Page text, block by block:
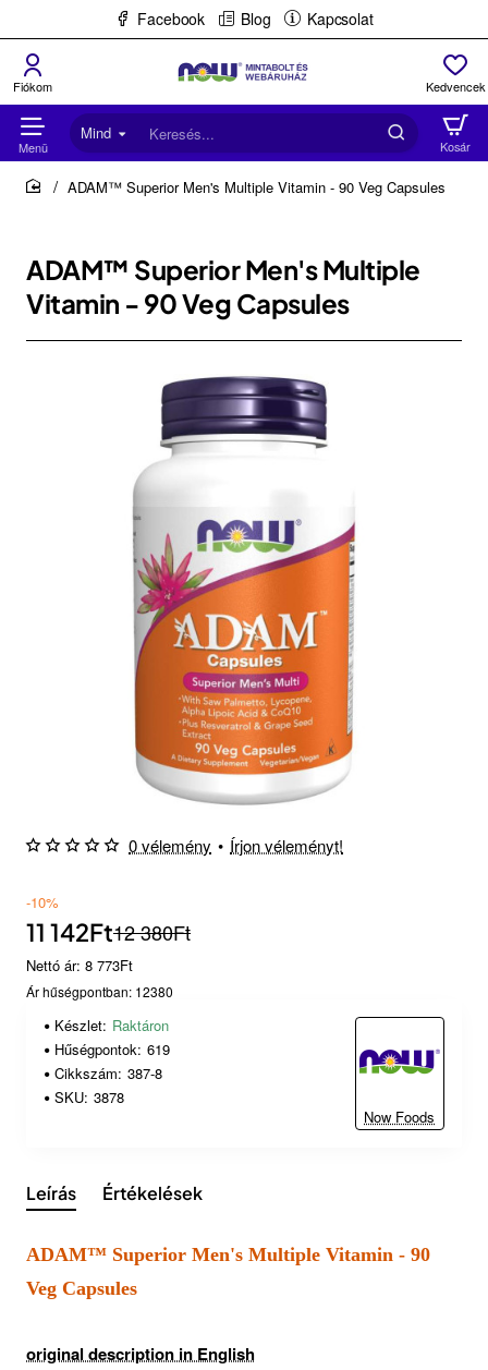
Facebook Blog Kapcsolat
Mind
Keresés...
ADAM™ Superior Men's Multiple Vitamin - 90 Veg Capsules
ADAM™ Superior Men's Multiple
Vitamin - 90 Veg Capsules
0 vélemény • Írjon véleményt!
-10%
11 142Ft12 380Ft
Nettó ár: 8 773Ft
Ár hűségpontban: 12380
Készlet: Raktáron
Hűségpontok: 619
Cikkszám: 387-8
SKU: 3878
Now Foods
Leírás Értékelések
ADAM™ Superior Men's Multiple Vitamin - 90
Veg Capsules
original description in English